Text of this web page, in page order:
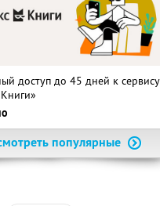
доступ до 45 дней к сервису
популярные